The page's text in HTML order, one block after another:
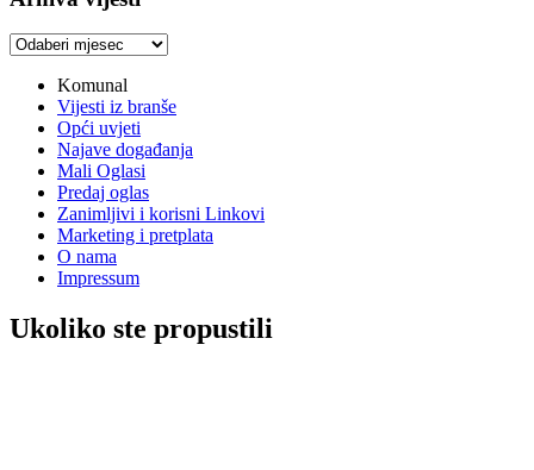
Arhiva
Komunal
Vijesti iz branše
Opći uvjeti
Najave događanja
Mali Oglasi
Predaj oglas
Zanimljivi i korisni Linkovi
Marketing i pretplata
O nama
Impressum
Ukoliko ste propustili